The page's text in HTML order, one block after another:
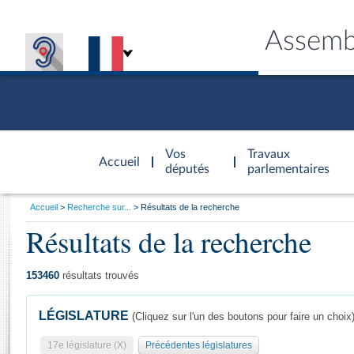
Accueil
d'accueil
Vos
députés
Travaux
parlementaires
Général
Vous
Accueil Recherche sur... Résultats de la recherche
Résultats de la recherche
153460 résultats trouvés
LÉGISLATURE (Cliquez sur l'un des boutons pour faire un choix)
17e législature (X) Précédentes législatures